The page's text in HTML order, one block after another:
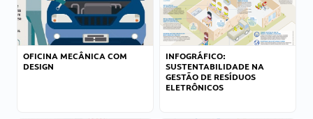
OFICINA MECÂNICA COM
DESIGN
INFOGRÁFICO:
SUSTENTABILIDADE NA
GESTÃO DE RESÍDUOS
ELETRÔNICOS